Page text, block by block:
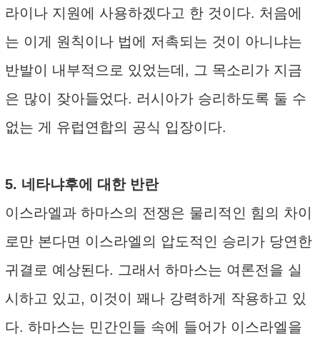
라이나 지원에 사용하겠다고 한 것이다. 처음에
는 이게 원칙이나 법에 저촉되는 것이 아니냐는
반발이 내부적으로 있었는데, 그 목소리가 지금
은 많이 잦아들었다. 러시아가 승리하도록 둘 수
없는 게 유럽연합의 공식 입장이다.
5. 네타냐후에 대한 반란
이스라엘과 하마스의 전쟁은 물리적인 힘의 차이
로만 본다면 이스라엘의 압도적인 승리가 당연한
귀결로 예상된다. 그래서 하마스는 여론전을 실
시하고 있고, 이것이 꽤나 강력하게 작용하고 있
다. 하마스는 민간인들 속에 들어가 이스라엘을